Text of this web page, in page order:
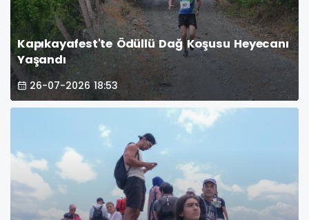
Kapıkayafest'te Ödüllü Dağ Koşusu Heyecanı
Yaşandı
26-07-2026 18:53